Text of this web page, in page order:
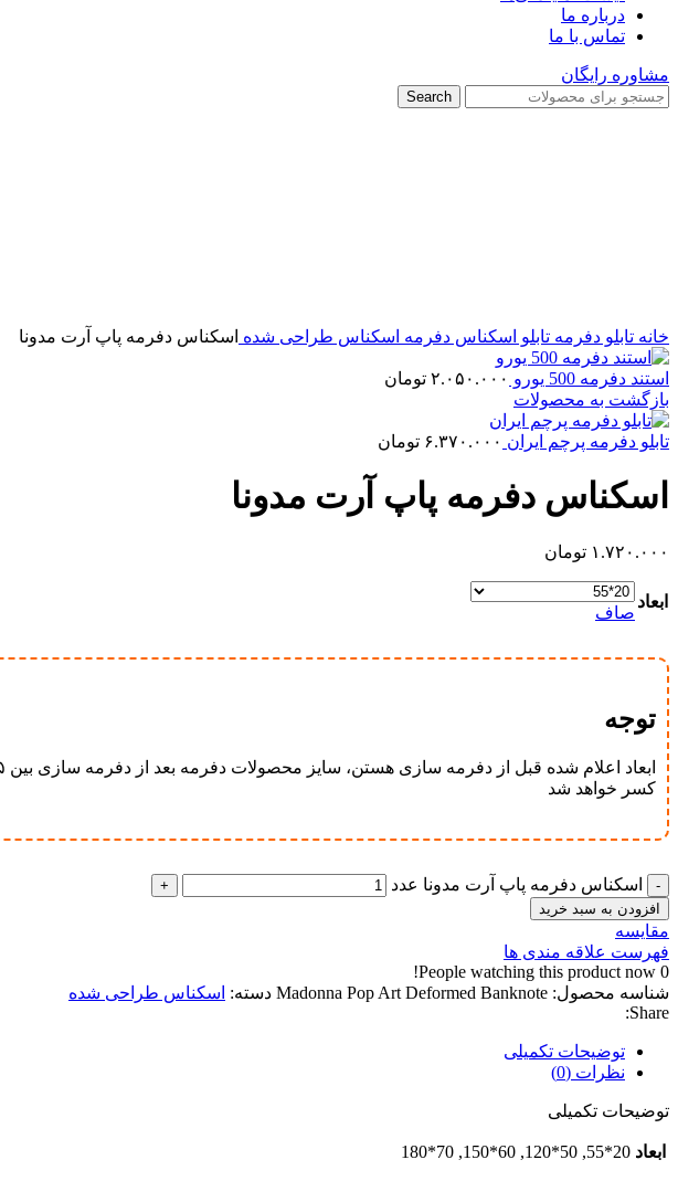
درباره ما
تماس با ما
مشاوره رایگان
Search
خانه تابلو دفرمه تابلو اسکناس دفرمه اسکناس طراحی شده اسکناس دفرمه پاپ آرت مدونا
استند دفرمه 500 یورو ۲.۰۵۰.۰۰۰ تومان
بازگشت به محصولات
تابلو دفرمه پرچم ایران ۶.۳۷۰.۰۰۰ تومان
اسکناس دفرمه پاپ آرت مدونا
۱.۷۲۰.۰۰۰ تومان
ابعاد
صاف
توجه
ابعاد اعلام شده قبل از دفرمه سازی هستن، سایز محصولات دفرمه بعد از دفرمه سازی بین ۱۵-۲۰ سانت از طول کار
کسر خواهد شد
اسکناس دفرمه پاپ آرت مدونا عدد
افزودن به سبد خرید
مقایسه
فهرست علاقه مندی ها
0
People watching this product now!
شناسه محصول: Madonna Pop Art Deformed Banknote دسته: اسکناس طراحی شده
Share:
توضیحات تکمیلی
نظرات (0)
توضیحات تکمیلی
ابعاد 20*55, 50*120, 60*150, 70*180